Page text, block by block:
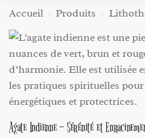
Accueil / Produits /
Agate Indienne – Sérénité et